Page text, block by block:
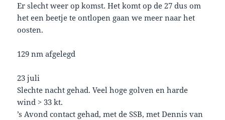
Er slecht weer op komst. Het komt op de 27 dus om
het een beetje te ontlopen gaan we meer naar het
oosten.
129 nm afgelegd
23 juli
Slechte nacht gehad. Veel hoge golven en harde
wind > 33 kt.
’s Avond contact gehad, met de SSB, met Dennis van